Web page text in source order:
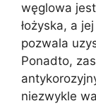
węglowa
łożyska, a
pozwala
Ponadto,
niezwykle